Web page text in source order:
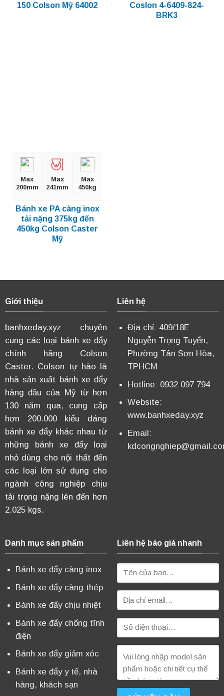
150 Colson Mỹ 64002
Coslon 4-6409-824-
BRK3
Max
200mm
Max
241mm
Max
450kg
Bánh xe PA càng inox
tải nặng 375kg đến
450kg Colson Caster
Mỹ
Giới thiệu
banhxeday.xyz chuyên
cung các loại bánh xe đẩy
chính hãng Colson
Caster. Colson tự hào là
nhà sản xuất bánh xe đẩy
hàng đầu của Mỹ từ hơn
130 năm qua, cung cấp
hơn 200.000 kiểu dáng
bánh xe đẩy khác nhau từ
những bánh xe đẩy loại
nhỏ dùng cho nội thất đến
các loại lớn sử dụng cho
ngành công nghiệp chịu
tải trọng nặng lên đến hơn
2.025 kgs.
Liên hệ
Địa chỉ: 409/18E
Nguyễn Trọng Tuyển,
Phường Tân Sơn Hòa,
TPHCM
Hotline: 0932 097 794
Website:
www.banhxeday.xyz
Email:
Danh mục sản phẩm
Bánh xe đẩy càng inox
Bánh xe đẩy càng thép
Bánh xe đẩy chịu nhiệt
Bánh xe đẩy chống tĩnh
điện
Bánh xe đẩy giảm xóc
Bánh xe đẩy y tế, nhà
hàng, khách sạn
Liên hệ báo giá nhanh